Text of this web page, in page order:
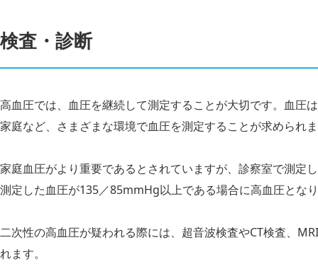
検査・診断
高血圧では、血圧を継続して測定することが大切です。血圧
家庭など、さまざまな環境で血圧を測定することが求められ
家庭血圧がより重要であるとされていますが、診察室で測定
測定した血圧が135／85mmHg以上である場合に高血圧とな
二次性の高血圧が疑われる際には、超音波検査やCT検査、
れます。